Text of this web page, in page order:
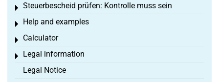
Steuerbescheid prüfen: Kontrolle muss sein
Toggle menu
Help and examples
Toggle menu
Calculator
Toggle menu
Legal information
Toggle menu
Legal Notice